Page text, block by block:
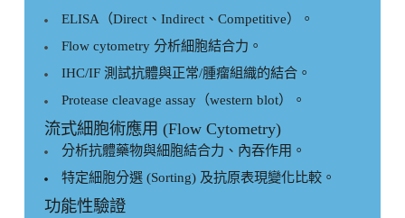
ELISA（Direct、Indirect、Competitive）。
Flow cytometry 分析細胞結合力。
IHC/IF 測試抗體與正常/腫瘤組織的結合。
Protease cleavage assay（western blot）。
流式細胞術應用 (Flow Cytometry)
分析抗體藥物與細胞結合力、內吞作用。
特定細胞分選 (Sorting) 及抗原表現變化比較。
功能性驗證